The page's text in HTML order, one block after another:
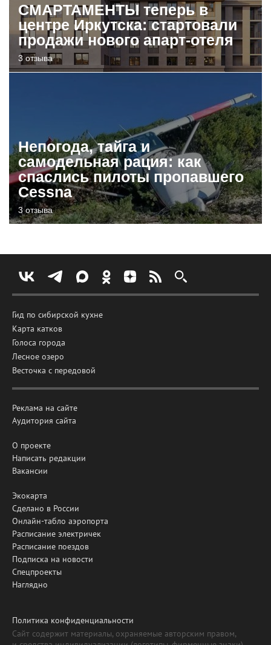
СМАРТАМЕНТЫ теперь в
центре Иркутска: стартовали
продажи нового апарт-отеля
3 отзыва
Непогода, тайга и
самодельная рация: как
спаслись пилоты пропавшего
Cessna
3 отзыва
Гид по сибирской кухне
Карта катков
Голоса города
Лесное озеро
Весточка с передовой
Реклама на сайте
Аудитория сайта
О проекте
Написать редакции
Вакансии
Экокарта
Сделано в России
Онлайн-табло аэропорта
Расписание электричек
Расписание поездов
Подписка на новости
Спецпроекты
Наглядно
Политика конфиденциальности
Сайт содержит материалы, охраняемые авторским правом,